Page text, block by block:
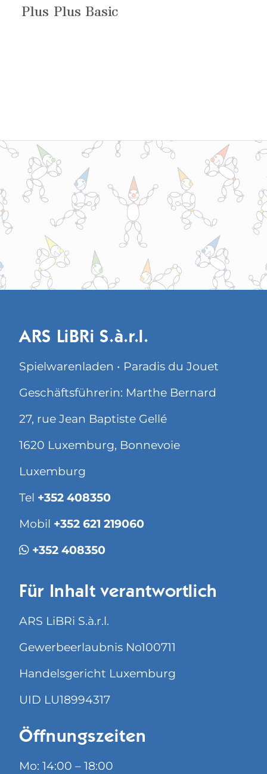
Plus Plus Basic
ARS LiBRi S.à.r.l.
Spielwarenladen • Paradis du Jouet
Geschäftsführerin: Marthe Bernard
27, rue Jean Baptiste Gellé
1620 Luxemburg, Bonnevoie
Luxemburg
Tel +352 408350
Mobil +352 621 219060
+352 408350
Für Inhalt verantwortlich
ARS LiBRi S.à.r.l.
Gewerbeerlaubnis No100711
Handelsgericht Luxemburg
UID LU18994317
Öffnungszeiten
Mo: 14:00 – 18:00